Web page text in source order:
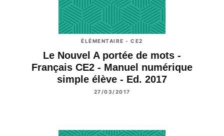
ÉLÉMENTAIRE - CE2
Le Nouvel A portée de mots -
Français CE2 - Manuel numérique
simple élève - Ed. 2017
27/03/2017